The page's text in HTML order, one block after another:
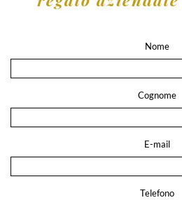
Nome
Cognome
E-mail
Telefono